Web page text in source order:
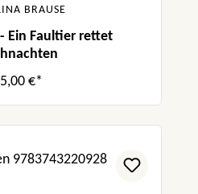
BRAUSE
Ein Faultier rettet
€*